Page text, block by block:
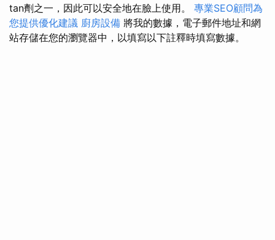
tan劑之一，因此可以安全地在臉上使用。 專業SEO顧問為
您提供優化建議 廚房設備 將我的數據，電子郵件地址和網
站存儲在您的瀏覽器中，以填寫以下註釋時填寫數據。